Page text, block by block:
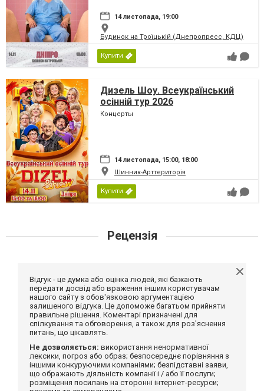
14 листопада, 19:00
Будинок на Троїцькій (Днепропресс, КДЦ)
Купити
Дизель Шоу. Всеукраїнський
осінній тур 2026
Концерты
14 листопада, 15:00, 18:00
Шинник-Арттериторія
Купити
Рецензія
Відгук - це думка або оцінка людей, які бажають
передати досвід або враження іншим користувачам
нашого сайту з обов'язковою аргументацією
залишеного відгука. Це допоможе багатьом прийняти
правильне рішення. Коментарі призначені для
спілкування та обговорення, а також для роз'яснення
питань, що цікавлять.
Не дозволяється: використання ненормативної
лексики, погроз або образ; безпосереднє порівняння з
іншими конкуруючими компаніями; безпідставні заяви,
що ображають діяльність компанії і / або її послуги;
розміщення посилань на сторонні інтернет-ресурси;